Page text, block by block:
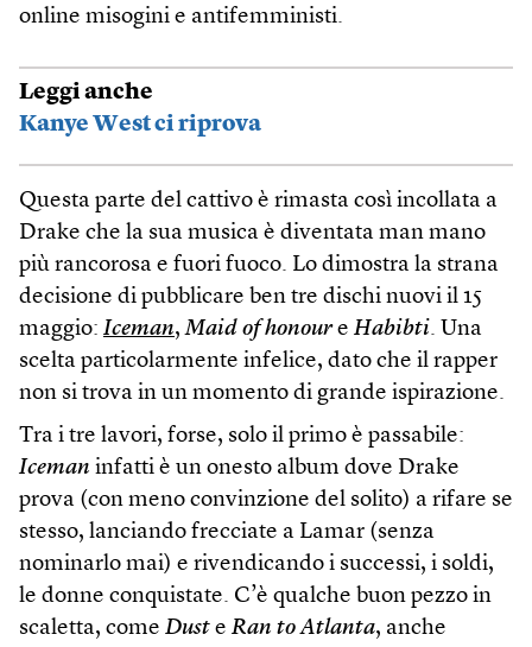
online misogini e antifemministi.
Leggi anche
Kanye West ci riprova
Questa parte del cattivo è rimasta così incollata a
Drake che la sua musica è diventata man mano
più rancorosa e fuori fuoco. Lo dimostra la strana
decisione di pubblicare ben tre dischi nuovi il 15
maggio: Iceman,Maid of honoure Habibti. Una
scelta particolarmente infelice, dato che il rapper
non si trova in un momento di grande ispirazione.
Tra i tre lavori, forse, solo il primo è passabile:
Iceman infatti è un onesto album dove Drake
prova (con meno convinzione del solito) a rifare se
stesso, lanciando frecciate a Lamar (senza
nominarlo mai) e rivendicando i successi, i soldi,
le donne conquistate. C’è qualche buon pezzo in
scaletta, come Dust e Ran to Atlanta, anche